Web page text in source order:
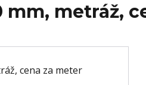
mm, metráž,